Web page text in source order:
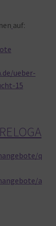
auf:
ueber-
15
q
a